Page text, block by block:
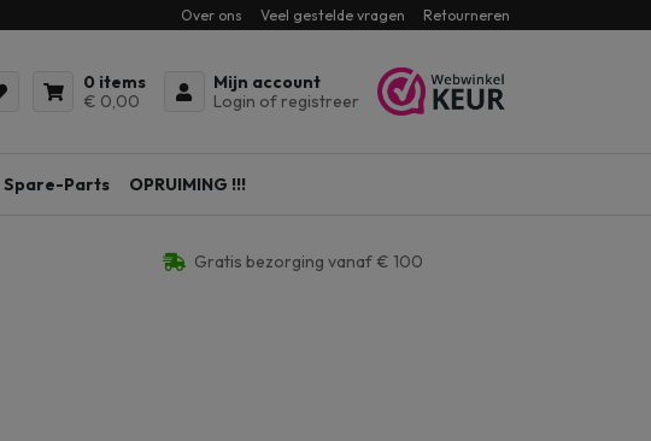
Over ons Veel gestelde vragen Retourneren
0 items
€ 0,00
Mijn account
Login of registreer
Spare-Parts OPRUIMING !!!
Gratis bezorging vanaf € 100